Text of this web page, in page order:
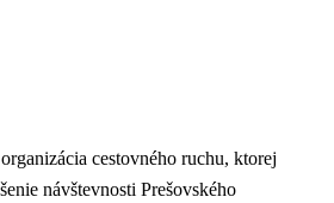
cestovného ruchu, ktorej
návštevnosti Prešovského